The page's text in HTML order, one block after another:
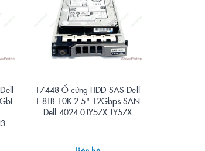
17448 Ổ cứng HDD SAS Dell
1.8TB 10K 2.5" 12Gbps SAN
Dell 4024 0JY57X JY57X